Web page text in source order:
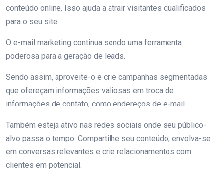
conteúdo online. Isso ajuda a atrair visitantes qualificados
para o seu site.
O e-mail marketing continua sendo uma ferramenta
poderosa para a geração de leads.
Sendo assim, aproveite-o e crie campanhas segmentadas
que ofereçam informações valiosas em troca de
informações de contato, como endereços de e-mail.
Também esteja ativo nas redes sociais onde seu público-
alvo passa o tempo. Compartilhe seu conteúdo, envolva-se
em conversas relevantes e crie relacionamentos com
clientes em potencial.